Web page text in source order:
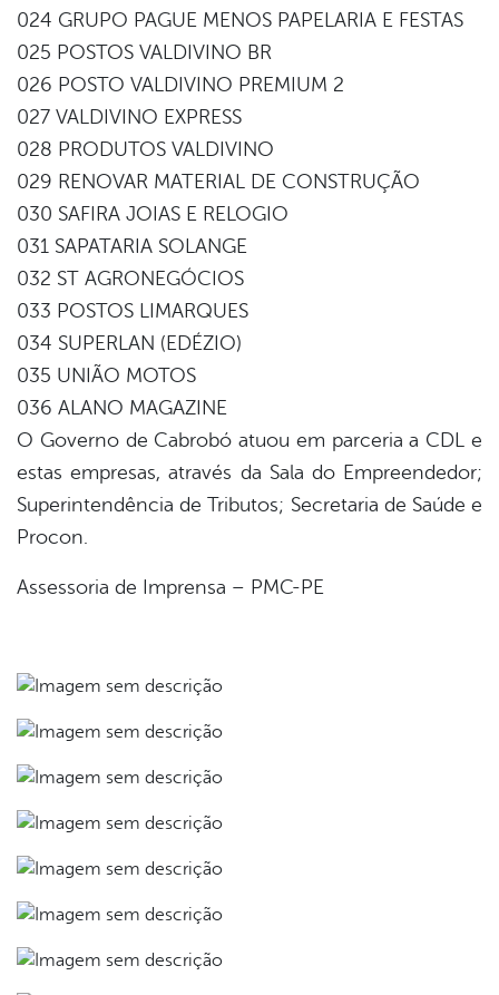
024 GRUPO PAGUE MENOS PAPELARIA E FESTAS
025 POSTOS VALDIVINO BR
026 POSTO VALDIVINO PREMIUM 2
027 VALDIVINO EXPRESS
028 PRODUTOS VALDIVINO
029 RENOVAR MATERIAL DE CONSTRUÇÃO
030 SAFIRA JOIAS E RELOGIO
031 SAPATARIA SOLANGE
032 ST AGRONEGÓCIOS
033 POSTOS LIMARQUES
034 SUPERLAN (EDÉZIO)
035 UNIÃO MOTOS
036 ALANO MAGAZINE
O Governo de Cabrobó atuou em parceria a CDL e
estas empresas, através da Sala do Empreendedor;
Superintendência de Tributos; Secretaria de Saúde e
Procon.
Assessoria de Imprensa – PMC-PE